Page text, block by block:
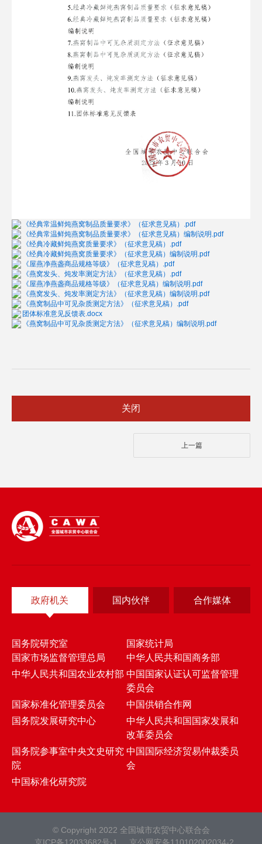
《经典常温鲜炖燕窝制品质量要求》（征求意见稿）.pdf
《经典常温鲜炖燕窝制品质量要求》（征求意见稿）编制说明.pdf
《经典冷藏鲜炖燕窝质量要求》（征求意见稿）.pdf
《经典冷藏鲜炖燕窝质量要求》（征求意见稿）编制说明.pdf
《屋燕净燕盏商品规格等级》（征求意见稿）.pdf
《燕窝发头、炖发率测定方法》（征求意见稿）.pdf
《屋燕净燕盏商品规格等级》（征求意见稿）编制说明.pdf
《燕窝发头、炖发率测定方法》（征求意见稿）编制说明.pdf
《燕窝制品中可见杂质测定方法》（征求意见稿）.pdf
团体标准意见反馈表.docx
《燕窝制品中可见杂质测定方法》（征求意见稿）编制说明.pdf
关闭
上一篇
政府机关 国内伙伴 合作媒体
国务院研究室
国家统计局
国家市场监督管理总局
中华人民共和国商务部
中华人民共和国农业农村部 中国国家认证认可监督管理
委员会
国家标准化管理委员会
中国供销合作网
国务院发展研究中心
中华人民共和国国家发展和
改革委员会
国务院参事室中央文史研究
院
中国国际经济贸易仲裁委员
会
中国标准化研究院
© Copyright 2022 全国城市农贸中心联合会